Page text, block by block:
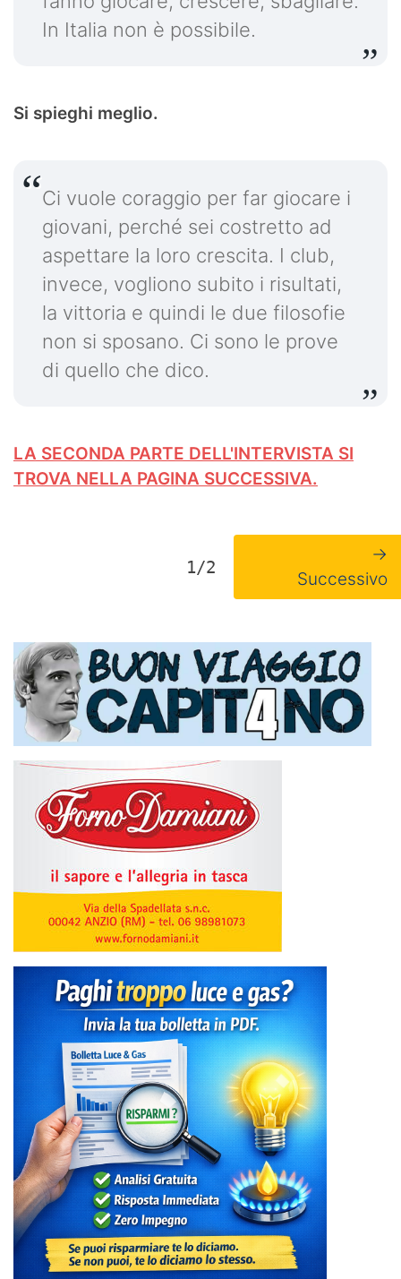
In Italia non è possibile.
Si spieghi meglio.
Ci vuole coraggio per far giocare i
giovani, perché sei costretto ad
aspettare la loro crescita. I club,
invece, vogliono subito i risultati,
la vittoria e quindi le due filosofie
non si sposano. Ci sono le prove
di quello che dico.
LA SECONDA PARTE DELL'INTERVISTA SI
TROVA NELLA PAGINA SUCCESSIVA.
1/2
→
Successivo